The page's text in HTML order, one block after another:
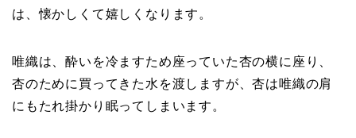
は、懐かしくて嬉しくなります。
唯織は、酔いを冷ますため座っていた杏の横に座り、
杏のために買ってきた水を渡しますが、杏は唯織の肩
にもたれ掛かり眠ってしまいます。